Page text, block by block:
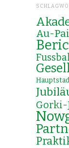
Au-
Gorki-